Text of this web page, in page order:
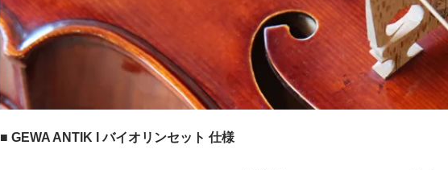
■ GEWA ANTIK I バイオリンセット 仕様